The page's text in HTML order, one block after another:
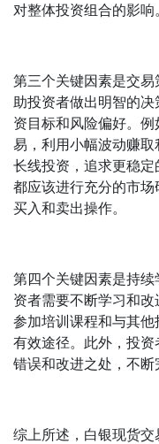
对整体投资组合的影响。
第三个关键因素是交
助投资者做出明智的
资目标和风险偏好。
易，利用小幅波动赚
长线投资，追求更稳
都应该进行充分的市
买入和卖出操作。
第四个关键因素是持
资者需要不断学习和改
参加培训课程和与其
有效途径。此外，投
错误和改进之处，不断
综上所述，白银现货